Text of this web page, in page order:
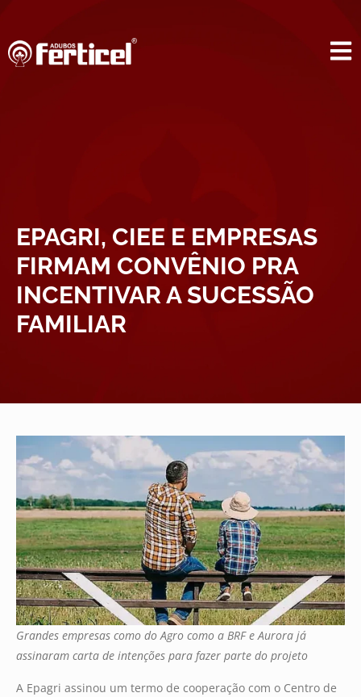
EPAGRI, CIEE E EMPRESAS
FIRMAM CONVÊNIO PRA
INCENTIVAR A SUCESSÃO
FAMILIAR
Grandes empresas como do Agro como a BRF e Aurora já
assinaram carta de intenções para fazer parte do projeto
A Epagri assinou um termo de cooperação com o Centro de